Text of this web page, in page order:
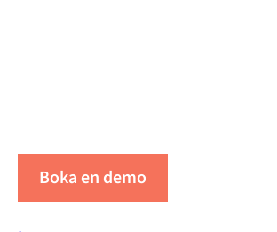
Boka en demo